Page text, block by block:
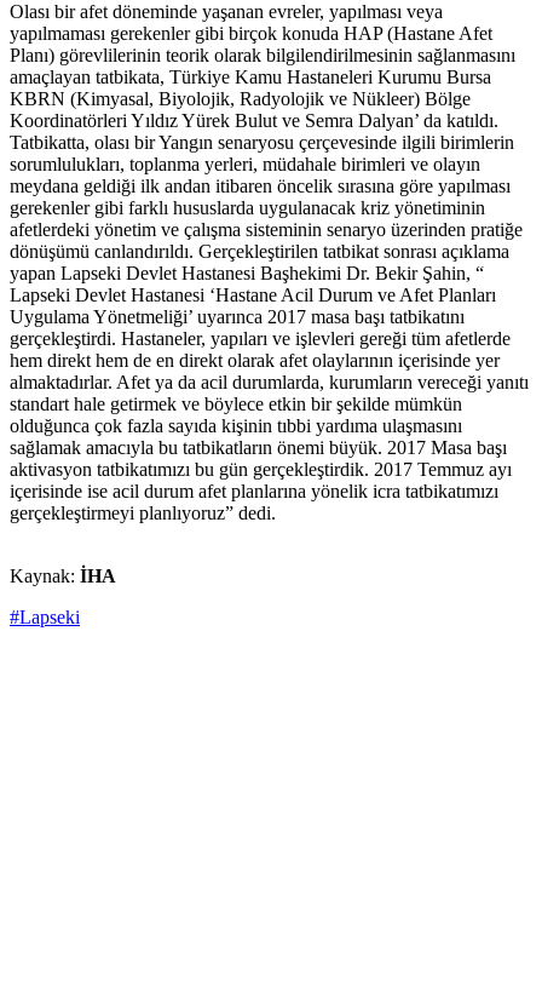
Olası bir afet döneminde yaşanan evreler, yapılması veya
yapılmaması gerekenler gibi birçok konuda HAP (Hastane Afet
Planı) görevlilerinin teorik olarak bilgilendirilmesinin sağlanmasını
amaçlayan tatbikata, Türkiye Kamu Hastaneleri Kurumu Bursa
KBRN (Kimyasal, Biyolojik, Radyolojik ve Nükleer) Bölge
Koordinatörleri Yıldız Yürek Bulut ve Semra Dalyan’ da katıldı.
Tatbikatta, olası bir Yangın senaryosu çerçevesinde ilgili birimlerin
sorumlulukları, toplanma yerleri, müdahale birimleri ve olayın
meydana geldiği ilk andan itibaren öncelik sırasına göre yapılması
gerekenler gibi farklı hususlarda uygulanacak kriz yönetiminin
afetlerdeki yönetim ve çalışma sisteminin senaryo üzerinden pratiğe
dönüşümü canlandırıldı. Gerçekleştirilen tatbikat sonrası açıklama
yapan Lapseki Devlet Hastanesi Başhekimi Dr. Bekir Şahin, “
Lapseki Devlet Hastanesi ‘Hastane Acil Durum ve Afet Planları
Uygulama Yönetmeliği’ uyarınca 2017 masa başı tatbikatını
gerçekleştirdi. Hastaneler, yapıları ve işlevleri gereği tüm afetlerde
hem direkt hem de en direkt olarak afet olaylarının içerisinde yer
almaktadırlar. Afet ya da acil durumlarda, kurumların vereceği yanıtı
standart hale getirmek ve böylece etkin bir şekilde mümkün
olduğunca çok fazla sayıda kişinin tıbbi yardıma ulaşmasını
sağlamak amacıyla bu tatbikatların önemi büyük. 2017 Masa başı
aktivasyon tatbikatımızı bu gün gerçekleştirdik. 2017 Temmuz ayı
içerisinde ise acil durum afet planlarına yönelik icra tatbikatımızı
gerçekleştirmeyi planlıyoruz” dedi.
Kaynak: İHA
#Lapseki